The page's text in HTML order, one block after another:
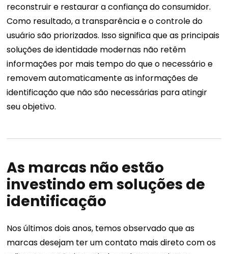
reconstruir e restaurar a confiança do consumidor.
Como resultado, a transparência e o controle do
usuário são priorizados. Isso significa que as principais
soluções de identidade modernas não retêm
informações por mais tempo do que o necessário e
removem automaticamente as informações de
identificação que não são necessárias para atingir
seu objetivo.
As marcas não estão
investindo em soluções de
identificação
Nos últimos dois anos, temos observado que as
marcas desejam ter um contato mais direto com os